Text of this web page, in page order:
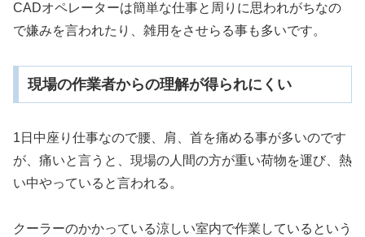
CADオペレーターは簡単な仕事と周りに思われがちなの
で嫌みを言われたり、雑用をさせらる事も多いです。
現場の作業者からの理解が得られにくい
1日中座り仕事なので腰、肩、首を痛める事が多いのです
が、痛いと言うと、現場の人間の方が重い荷物を運び、熱
い中やっていると言われる。
クーラーのかかっている涼しい室内で作業しているという